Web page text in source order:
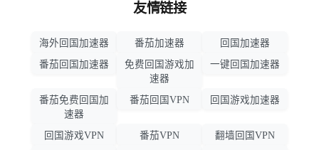
友情链接
海外回国加速器 番茄加速器
回国加速器
番茄回国加速器
免费回国游戏加
速器
一键回国加速器
番茄免费回国加
速器
番茄回国VPN 回国游戏加速器
回国游戏VPN 番茄VPN 翻墙回国VPN